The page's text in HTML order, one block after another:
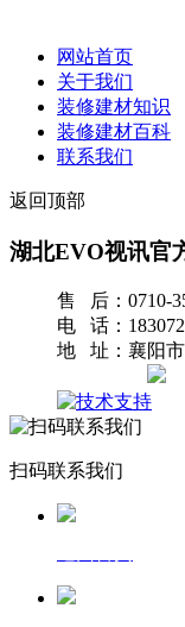
网站首页
关于我们
装修建材知识
装修建材百科
联系我们
返回顶部
湖北EVO视讯官
售 后：0710-
电 话：
地 址：襄阳市
扫码联系我们